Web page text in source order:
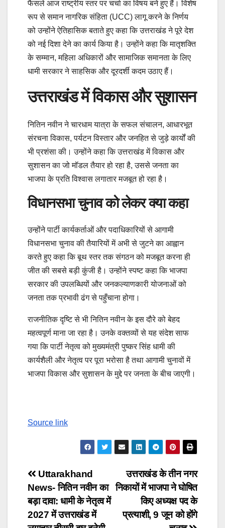
फैसले आज राष्ट्रीय स्तर पर चर्चा का विषय बने हुए हैं। विशेष
रूप से समान नागरिक संहिता (UCC) लागू करने के निर्णय
को उन्होंने ऐतिहासिक बताते हुए कहा कि उत्तराखंड ने पूरे देश
को नई दिशा देने का कार्य किया है। उन्होंने कहा कि मातृशक्ति
के सम्मान, महिला अधिकारों और सामाजिक समानता के लिए
धामी सरकार ने साहसिक और दूरदर्शी कदम उठाए हैं।
उत्तराखंड में विकास और सुशासन
नितिन नवीन ने चारधाम यात्रा के सफल संचालन, आधारभूत
संरचना विकास, पर्यटन विस्तार और जनहित से जुड़े कार्यों की
भी प्रशंसा की। उन्होंने कहा कि उत्तराखंड में विकास और
सुशासन का जो मॉडल तैयार हो रहा है, उससे जनता का
भाजपा के प्रति विश्वास लगातार मजबूत हो रहा है।
विधानसभा चुनाव को लेकर क्या कहा
उन्होंने पार्टी कार्यकर्ताओं और पदाधिकारियों से आगामी
विधानसभा चुनाव की तैयारियों में अभी से जुटने का आह्वान
करते हुए कहा कि बूथ स्तर तक संगठन को मजबूत करना ही
जीत की सबसे बड़ी कुंजी है। उन्होंने स्पष्ट कहा कि भाजपा
सरकार की उपलब्धियों और जनकल्याणकारी योजनाओं को
जनता तक प्रभावी ढंग से पहुँचाना होगा।
राजनीतिक दृष्टि से भी नितिन नवीन के इस दौरे को बेहद
महत्वपूर्ण माना जा रहा है। उनके वक्तव्यों से यह संदेश साफ
गया कि पार्टी नेतृत्व को मुख्यमंत्री पुष्कर सिंह धामी की
कार्यशैली और नेतृत्व पर पूरा भरोसा है तथा आगामी चुनावों में
भाजपा विकास और सुशासन के मुद्दे पर जनता के बीच जाएगी।
Source link
Post
navigation
उत्तराखंड के तीन नगर
निकायों में भाजपा ने घोषित
किए अध्यक्ष पद के
प्रत्याशी, 9 जून को होंगे
Uttarakhand
News- नितिन नवीन का
बड़ा दावा: धामी के नेतृत्व में
2027 में उत्तराखंड में